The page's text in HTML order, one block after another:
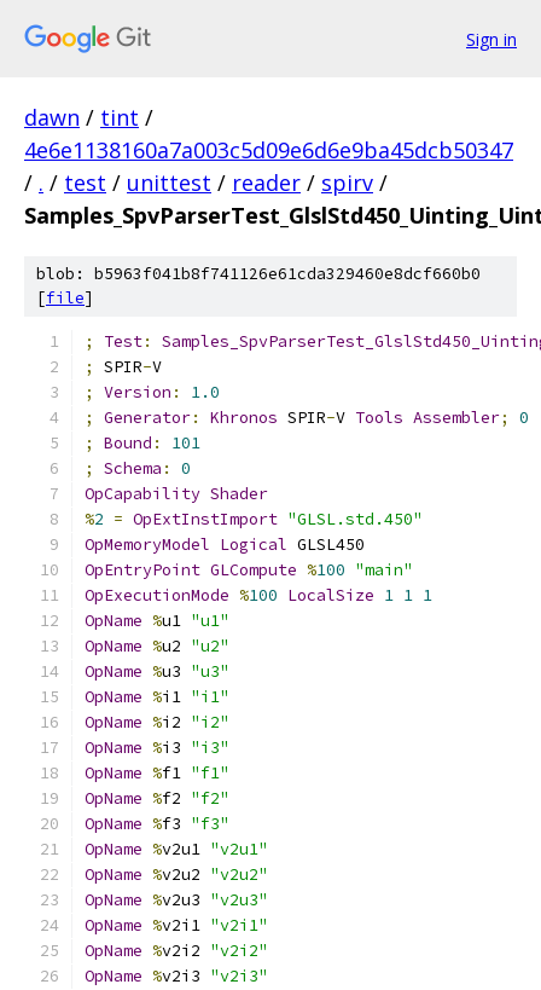
Sign in
dawn / tint /
4e6e1138160a7a003c5d09e6d6e9ba45dcb50347
/ . / test / unittest / reader / spirv /
blob: b5963f041b8f741126e61cda329460e8dcf660b0
[file]
; Test:
;
SPIR-V
;
Version :
1.0
;
Generator: Khronos SPIR-V Tools Assembler;
0
;
Bound :
101
;
Schema :
0
OpCapability Shader
%2 = OpExtInstImport "GLSL.std.450"
OpMemoryModel Logical GLSL450
OpEntryPoint GLCompute %100 "main"
OpExecutionMode %100 LocalSize 1 1 1
OpName %u1 "u1"
OpName %u2 "u2"
OpName %u3 "u3"
OpName %i1 "i1"
OpName %i2 "i2"
OpName %i3 "i3"
OpName %f1 "f1"
OpName %f2 "f2"
OpName %f3 "f3"
OpName %v2u1 "v2u1"
OpName %v2u2 "v2u2"
OpName %v2u3 "v2u3"
OpName %v2i1 "v2i1"
OpName %v2i2 "v2i2"
OpName %v2i3 "v2i3"